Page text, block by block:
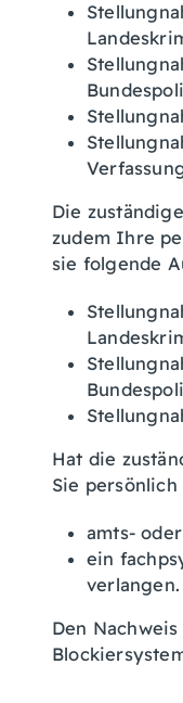
Die
zudem Ihre
sie folgende
Hat die
Sie
amts-
ein
verlangen.
Den